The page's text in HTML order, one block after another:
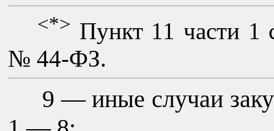
<*> Пункт 11 части 1
№ 44-ФЗ.
9 — иные случаи